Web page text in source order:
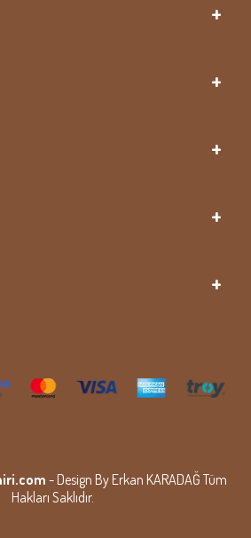
- Design By Erkan KARADAĞ Tüm
Hakları Saklıdır.